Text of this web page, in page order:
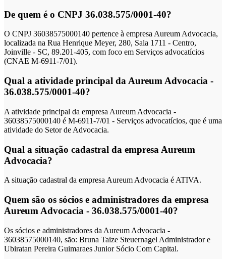
De quem é o CNPJ 36.038.575/0001-40?
O CNPJ 36038575000140 pertence à empresa Aureum Advocacia,
localizada na Rua Henrique Meyer, 280, Sala 1711 - Centro,
Joinville - SC, 89.201-405, com foco em Serviços advocatícios
(CNAE M-6911-7/01).
Qual a atividade principal da Aureum Advocacia -
36.038.575/0001-40?
A atividade principal da empresa Aureum Advocacia -
36038575000140 é M-6911-7/01 - Serviços advocatícios, que é uma
atividade do Setor de Advocacia.
Qual a situação cadastral da empresa Aureum
Advocacia?
A situação cadastral da empresa Aureum Advocacia é ATIVA.
Quem são os sócios e administradores da empresa
Aureum Advocacia - 36.038.575/0001-40?
Os sócios e administradores da Aureum Advocacia -
36038575000140, são: Bruna Taize Steuernagel Administrador e
Ubiratan Pereira Guimaraes Junior Sócio Com Capital.